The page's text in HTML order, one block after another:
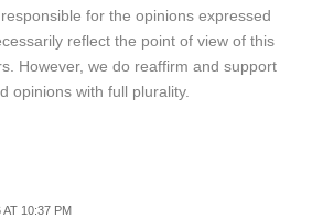
for the opinions expressed
reflect the point of view of this
However, we do reaffirm and support
opinions with full plurality.
10:37 PM